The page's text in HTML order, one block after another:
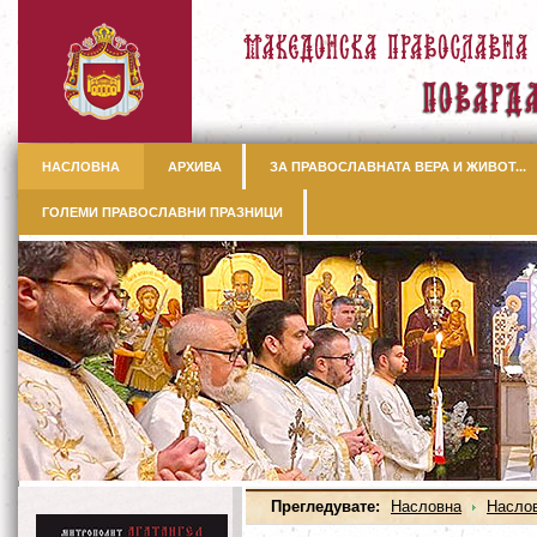
НАСЛОВНА АРХИВА ЗА ПРАВОСЛАВНАТА ВЕРА И ЖИВОТ...
ГОЛЕМИ ПРАВОСЛАВНИ ПРАЗНИЦИ
Прегледувате: Насловна